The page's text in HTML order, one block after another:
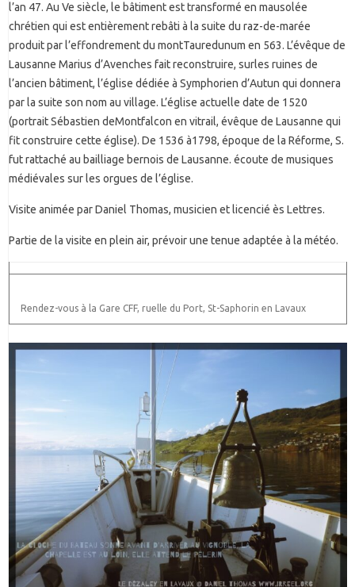
l’an 47. Au Ve siècle, le bâtiment est transformé en mausolée
chrétien qui est entièrement rebâti à la suite du raz-de-marée
produit par l’effondrement du montTauredunum en 563. L’évêque de
Lausanne Marius d’Avenches fait reconstruire, surles ruines de
l’ancien bâtiment, l’église dédiée à Symphorien d’Autun qui donnera
par la suite son nom au village. L’église actuelle date de 1520
(portrait Sébastien deMontfalcon en vitrail, évêque de Lausanne qui
fit construire cette église). De 1536 à1798, époque de la Réforme, S.
fut rattaché au bailliage bernois de Lausanne. écoute de musiques
médiévales sur les orgues de l’église.
Visite animée par Daniel Thomas, musicien et licencié ès Lettres.
Partie de la visite en plein air, prévoir une tenue adaptée à la météo.
Rendez-vous à la Gare CFF, ruelle du Port, St-Saphorin en Lavaux